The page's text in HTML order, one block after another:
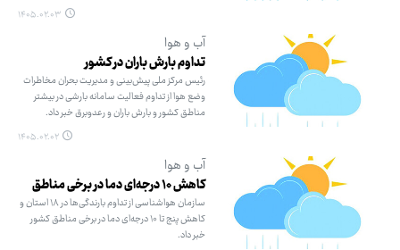
۱۴۰۵.۰۲.۰۳
آب و هوا
تداوم بارش باران در کشور
رئیس مرکز ملی پیش‌بینی و مدیریت بحران مخاطرات
وضع هوا از تداوم فعالیت سامانه بارشی در بیشتر
مناطق کشور و بارش باران و رعدوبرق خبر داد.
۱۴۰۵.۰۲.۰۲
آب و هوا
کاهش ۱۰ درجه‌ای دما در برخی مناطق
سازمان هواشناسی از تداوم بارندگی‌ها در ۱۸ استان و
کاهش پنج تا ۱۰ درجه‌ای دما در برخی مناطق کشور
خبر داد.